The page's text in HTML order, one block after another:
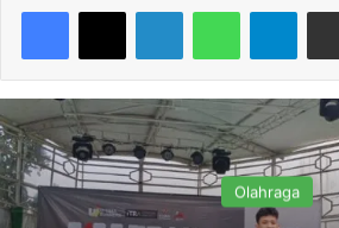
Telegram
Olahraga